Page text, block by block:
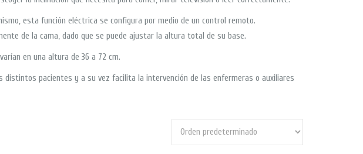
esta función eléctrica se configura por medio de un control remoto.
de la cama, dado que se puede ajustar la altura total de su base.
en una altura de 36 a 72 cm.
pacientes y a su vez facilita la intervención de las enfermeras o auxiliares